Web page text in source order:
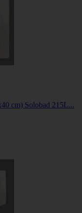
cm) Solobad 215L...